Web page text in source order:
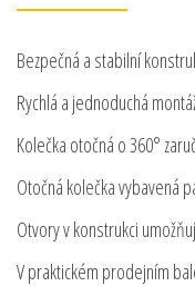
Bezpečná a stabilní
Rychlá a jednoduchá
Kolečka otočná o 360°
Otočná kolečka vybavená
Otvory v konstrukci
V praktickém prodejním